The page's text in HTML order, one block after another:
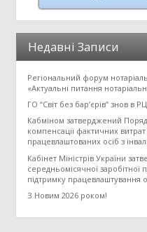
Недавні Записи
Регіональний форум
«Актуальні питання
ГО “Світ без бар’єрів” знов в
Кабміном затверджений
компенсації фактичних
працевлаштованих осіб з
Кабінет Міністрів України
середньомісячної заробітної
підтримку працевлаштування
З Новим 2026 роком!